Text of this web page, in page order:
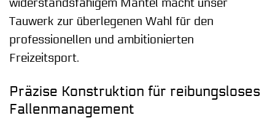
widerstandsfähigem Mantel macht unser
Tauwerk zur überlegenen Wahl für den
professionellen und ambitionierten
Freizeitsport.
Präzise Konstruktion für reibungsloses
Fallenmanagement